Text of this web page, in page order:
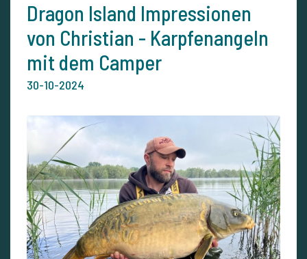
Dragon Island Impressionen
von Christian - Karpfenangeln
mit dem Camper
30-10-2024